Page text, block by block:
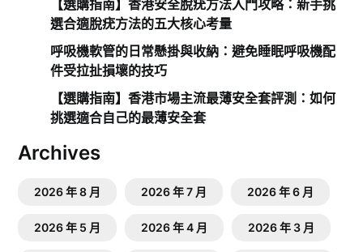
【選購指南】香港安全脫疣方法入門攻略：新手挑
選合適脫疣方法的五大核心考量
呼吸機軟管的日常懸掛與收納：避免睡眠呼吸機配
件受拉扯損壞的技巧
【選購指南】香港市場主流最薄安全套評測：如何
挑選適合自己的最薄安全套
Archives
2026 年 8 月 2026 年 7 月 2026 年 6 月
2026 年 5 月 2026 年 4 月 2026 年 3 月